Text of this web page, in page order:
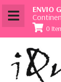
ENVIO
0